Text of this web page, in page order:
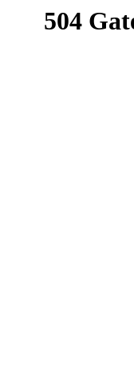
504